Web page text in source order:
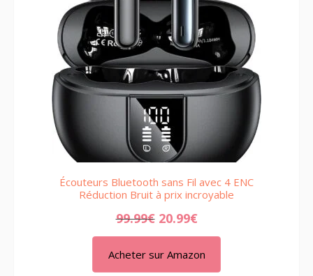
Écouteurs Bluetooth sans Fil avec 4 ENC
Réduction Bruit à prix incroyable
99.99€ 20.99€
Acheter sur Amazon